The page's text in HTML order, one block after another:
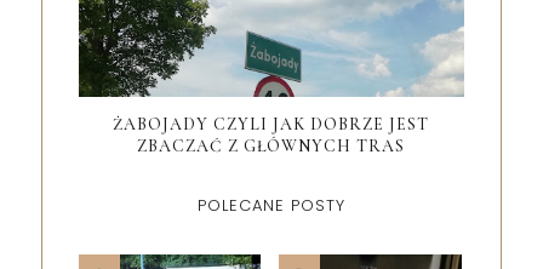
ŻABOJADY CZYLI JAK DOBRZE JEST
ZBACZAĆ Z GŁÓWNYCH TRAS
POLECANE POSTY